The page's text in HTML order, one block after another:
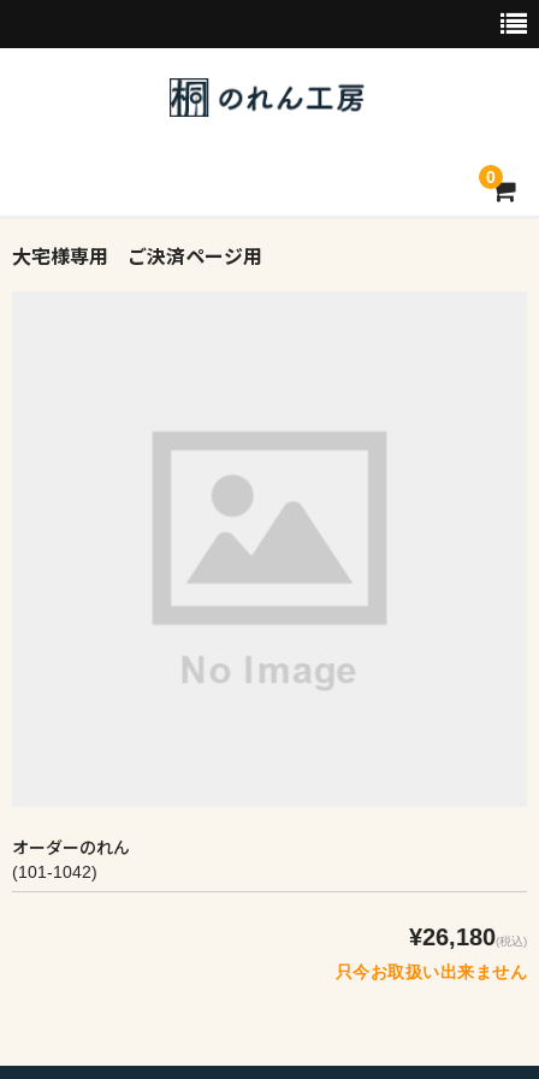
0
トップページ
大宅様専用 ご決済ページ用
オーダーのれん
(101-1042)
¥26,180(税込)
只今お取扱い出来ません